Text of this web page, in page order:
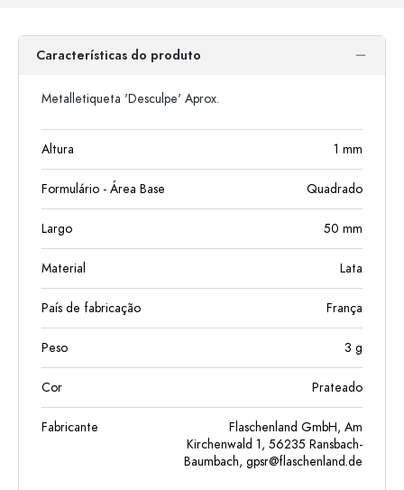
Características do produto
Metalletiqueta 'Desculpe' Aprox.
Altura 1 mm
Formulário - Área Base Quadrado
Largo 50 mm
Material Lata
País de fabricação França
Peso 3 g
Cor Prateado
Fabricante
Flaschenland GmbH, Am
Kirchenwald 1, 56235 Ransbach-
Baumbach, gpsr@flaschenland.de